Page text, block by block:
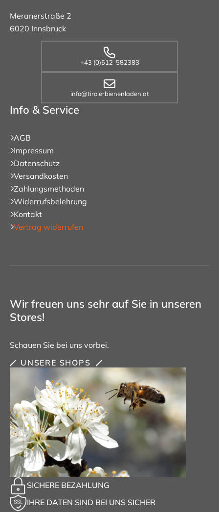
Meranerstraße 2
6020 Innsbruck
+43 (0)512-582383
info@tirolerbienenladen.at
Info & Service
AGB
Impressum
Datenschutz
Versandkosten
Zahlungsmethoden
Widerrufsbelehrung
Kontakt
Vertrag widerrufen
Wir freuen uns sehr auf Sie in unseren
Stores!
Schauen Sie bei uns vorbei.
UNSERE SHOPS
SICHERE BEZAHLUNG
IHRE DATEN SIND BEI UNS SICHER